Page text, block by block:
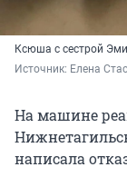
Ксюша с сестрой
Источник: Елена
На машине
написала